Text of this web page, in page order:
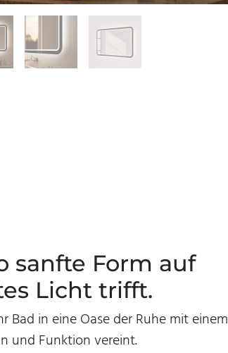
sanfte Form auf
Licht trifft.
Bad in eine Oase der Ruhe mit einem
und Funktion vereint.